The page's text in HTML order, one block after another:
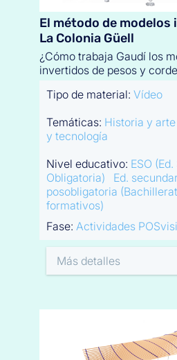
El método de
La Colonia Güell
¿Cómo trabaja Gaudí los
invertidos de pesos y
Tipo de material: Vídeo
Temáticas: Historia y arte
y tecnología
Nivel educativo: ESO
Obligatoria)
Ed.
posobligatoria
formativos)
Fase: Actividades
Más detalles